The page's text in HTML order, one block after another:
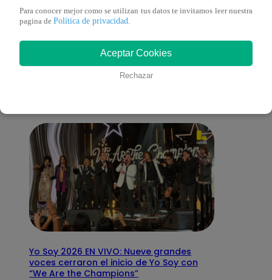
También te puede
interesar
Yo Soy 2026 EN VIVO: Nueve grandes
voces cerraron el inicio de Yo Soy con
“We Are the Champions”
Para conocer mejor como se utilizan tus datos te invitamos leer nuestra
pagina de Política de privacidad
Aceptar Cookies
Rechazar